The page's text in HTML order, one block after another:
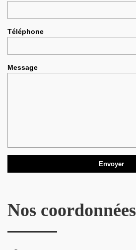
Téléphone
Message
Nos coordonnées